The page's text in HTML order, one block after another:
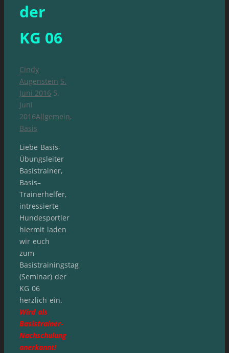
der
KG 06
Cindy
Augenstein 5.
Juni 2016 5.
Juni
2016Allgemein,
Basis
Liebe Basis-
Übungsleiter
Basistrainer,
Basis–
Trainerhelfer,
intressierte
Hundesportler
hiermit laden
wir euch
zum
Basistrainingstag
(Seminar) der
KG 06
herzlich ein.
Wird als
Basistrainer-
Nachschulung
anerkannt!